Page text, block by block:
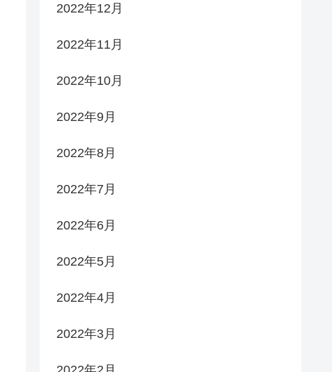
2022年12月
2022年11月
2022年10月
2022年9月
2022年8月
2022年7月
2022年6月
2022年5月
2022年4月
2022年3月